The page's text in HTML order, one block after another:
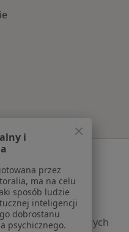
pacjentów
których
i
przez
ma na celu
sposób ludzie
inteligencji
dobrostanu
psychicznego.